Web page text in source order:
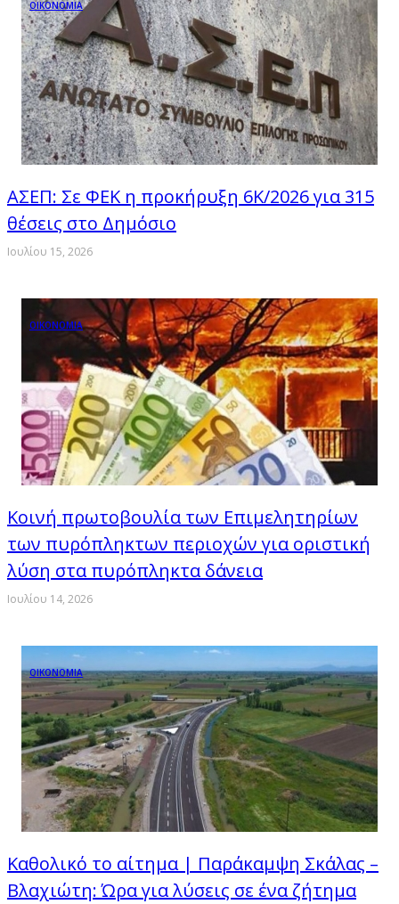
ΟΙΚΟΝΟΜΙΑ
ΑΣΕΠ: Σε ΦΕΚ η προκήρυξη 6Κ/2026 για 315
θέσεις στο Δημόσιο
Ιουλίου 15, 2026
ΟΙΚΟΝΟΜΙΑ
Κοινή πρωτοβουλία των Επιμελητηρίων
των πυρόπληκτων περιοχών για οριστική
λύση στα πυρόπληκτα δάνεια
Ιουλίου 14, 2026
ΟΙΚΟΝΟΜΙΑ
Καθολικό το αίτημα | Παράκαμψη Σκάλας –
Βλαχιώτη: Ώρα για λύσεις σε ένα ζήτημα